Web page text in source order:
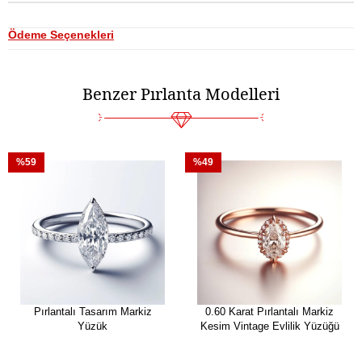
Ödeme Seçenekleri
Benzer Pırlanta Modelleri
Pırlantalı Tasarım Markiz
Yüzük
%59
0.60 Karat Pırlantalı Markiz
Kesim Vintage Evlilik Yüzüğü
%49